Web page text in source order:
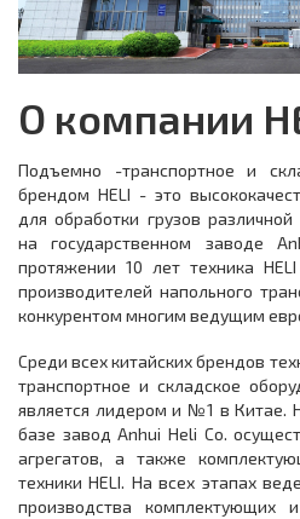
О компании
Подъемно -транспортное и
брендом HELI - это
для обработки грузов
на государственном заводе
протяжении 10 лет техника
производителей напольного
конкурентом многим ведущим
Среди всех китайских брендов
транспортное и складское
является лидером и №1 в Китае.
базе завод Anhui Heli Co.
агрегатов, а также
техники HELI. На всех этапах
производства комплектующих